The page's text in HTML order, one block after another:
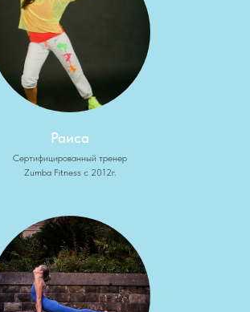
Раиса
Сертифицированный тренер
Zumba Fitness с 2012г.